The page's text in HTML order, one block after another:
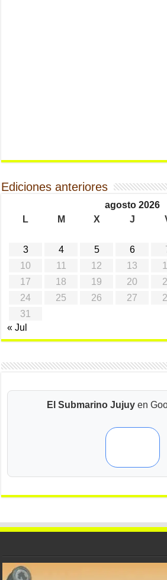
Ediciones anteriores
agosto 2026
L
M X J
3
4 5 6
10
11 12 13
17
18 19 20
24
25 26 27
31
« Jul
El Submarino Jujuy en